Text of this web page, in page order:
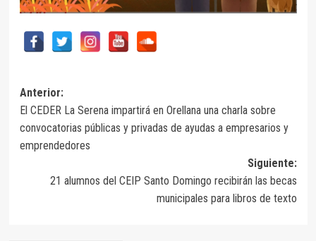
Navegación
de
entradas
Anterior:
El CEDER La Serena impartirá en Orellana una charla sobre
convocatorias públicas y privadas de ayudas a empresarios y
emprendedores
Siguiente:
21 alumnos del CEIP Santo Domingo recibirán las becas
municipales para libros de texto